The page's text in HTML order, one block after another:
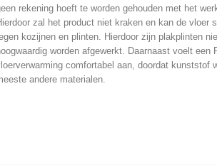
rekening hoeft te worden gehouden met het
zal het product niet kraken en kan de vloer
kozijnen en plinten. Hierdoor zijn plakplinten
worden afgewerkt. Daarnaast voelt een
comfortabel aan, doordat kunststof
andere materialen.